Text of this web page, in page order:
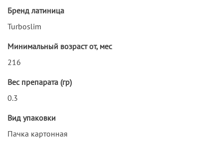
Бренд латиница
Turboslim
Минимальный возраст от, мес
216
Вес препарата (гр)
0.3
Вид упаковки
Пачка картонная